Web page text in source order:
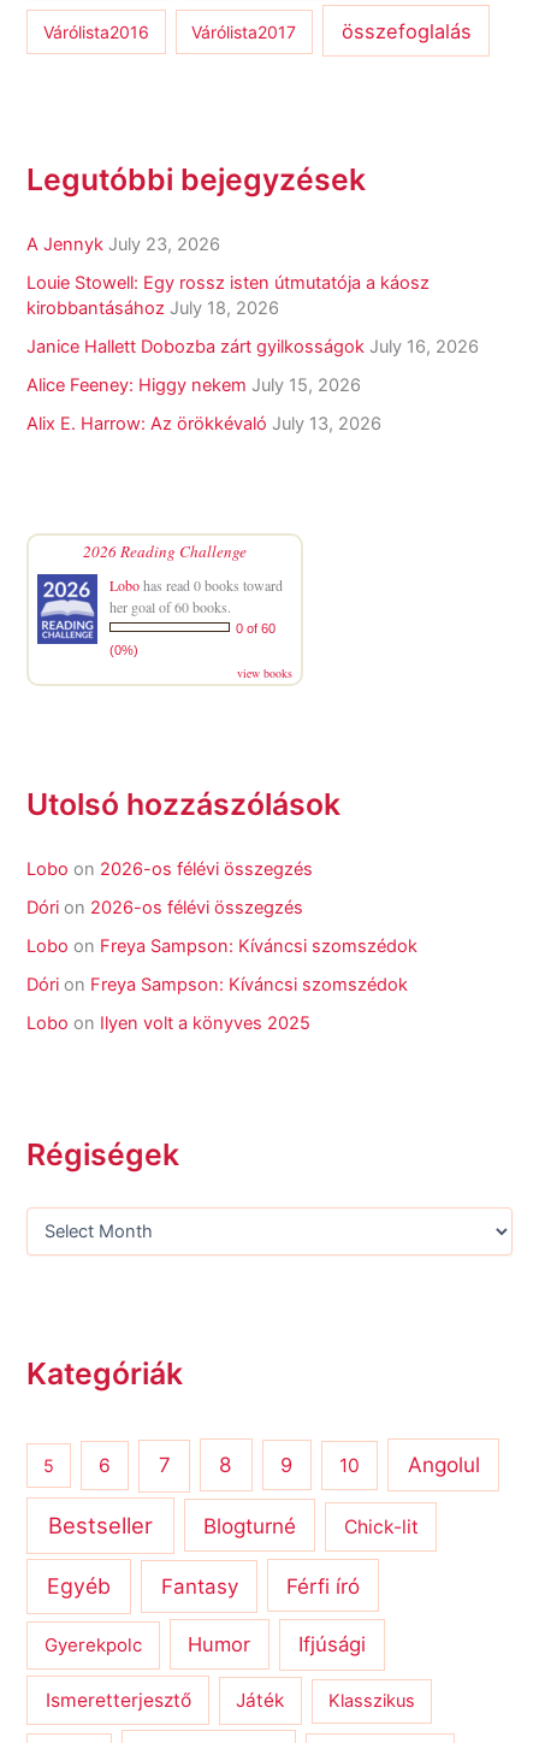
Várólista2016 Várólista2017 összefoglalás
Legutóbbi bejegyzések
A Jennyk July 23, 2026
Louie Stowell: Egy ​rossz isten útmutatója a káosz
kirobbantásához July 18, 2026
Janice Hallett Dobozba zárt gyilkosságok July 16, 2026
Alice Feeney: Higgy nekem July 15, 2026
Alix E. Harrow: Az örökkévaló July 13, 2026
2026 Reading Challenge
Lobohas read 0 books toward
her goal of 60 books.
0 of 60
(0%)
view books
Utolsó hozzászólások
Lobo on 2026-os félévi összegzés
Dóri on 2026-os félévi összegzés
Lobo on Freya Sampson: Kíváncsi szomszédok
Dóri on Freya Sampson: Kíváncsi szomszédok
Lobo on Ilyen volt a könyves 2025
Régiségek
Kategóriák
5 6 7 8 9 10 Angolul
Bestseller Blogturné Chick-lit
Egyéb Fantasy Férfi író
Gyerekpolc Humor Ifjúsági
Ismeretterjesztő Játék Klasszikus